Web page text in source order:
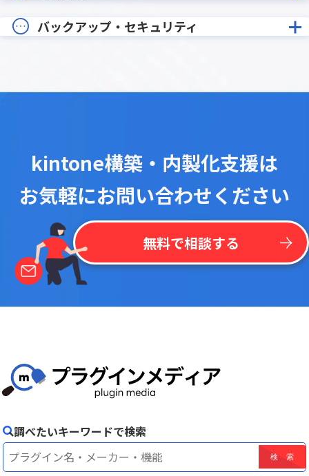
バックアップ・セキュリティ
kintone構築・内製化支援は
お気軽にお問い合わせください
無料で相談する
調べたいキーワードで検索